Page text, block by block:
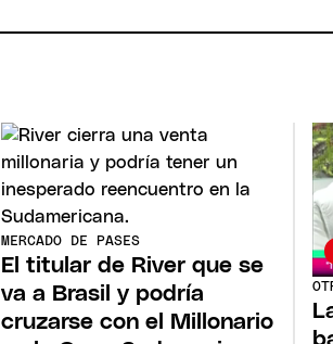
MERCADO DE PASES
El titular de River que se
va a Brasil y podría
cruzarse con el Millonario